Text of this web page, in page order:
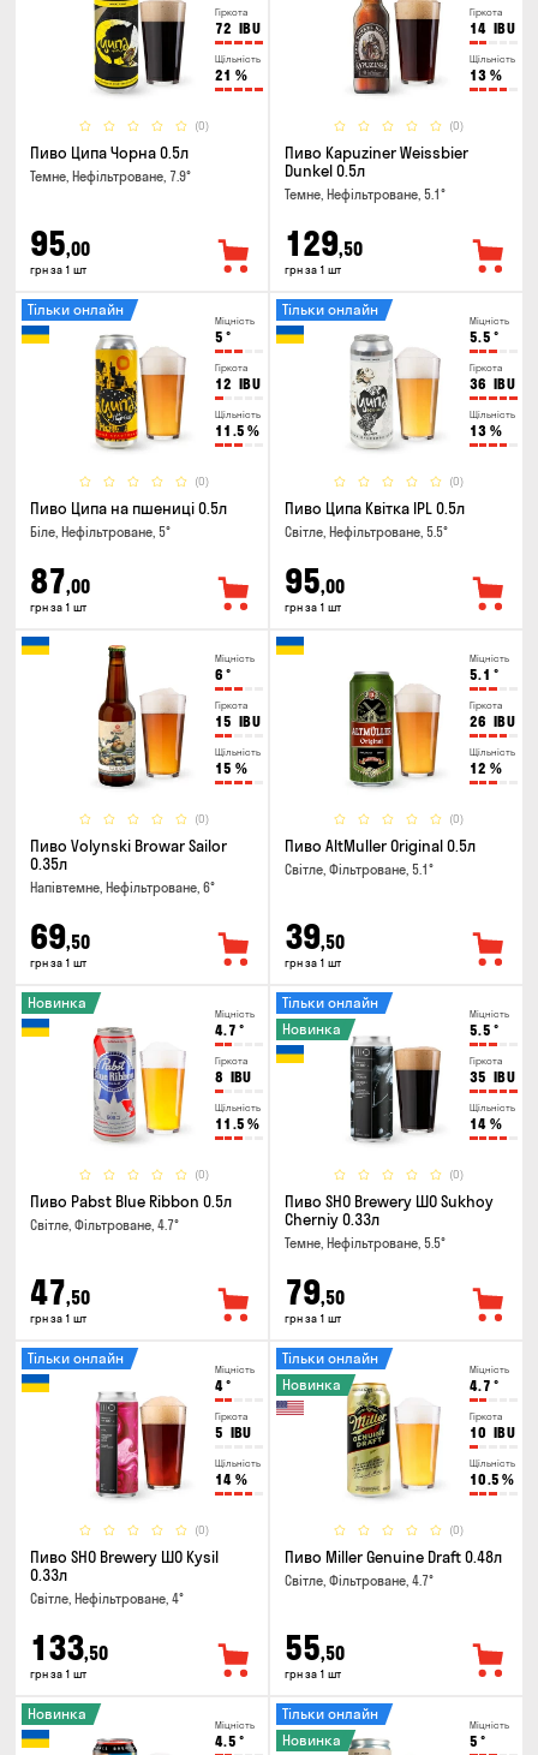
Гіркота
72 IBU
Щільність
21 %
(0)
Пиво Ципа Чорна 0.5л
Темне, Нефільтроване, 7.9°
95,00
грн за 1 шт
Гіркота
14 IBU
Щільність
13 %
(0)
Пиво Kapuziner Weissbier
Dunkel 0.5л
Темне, Нефільтроване, 5.1°
129,50
грн за 1 шт
Міцність
5 °
Гіркота
12 IBU
Щільність
11.5 %
(0)
Тільки онлайн
Пиво Ципа на пшениці 0.5л
Біле, Нефільтроване, 5°
87,00
грн за 1 шт
Міцність
5.5 °
Гіркота
36 IBU
Щільність
13 %
(0)
Тільки онлайн
Пиво Ципа Квітка IPL 0.5л
Світле, Нефільтроване, 5.5°
95,00
грн за 1 шт
Міцність
6 °
Гіркота
15 IBU
Щільність
15 %
(0)
Пиво Volynski Browar Sailor
0.35л
Напівтемне, Нефільтроване, 6°
69,50
грн за 1 шт
Міцність
5.1 °
Гіркота
26 IBU
Щільність
12 %
(0)
Пиво AltMuller Original 0.5л
Світле, Фільтроване, 5.1°
39,50
грн за 1 шт
Міцність
4.7 °
Гіркота
8 IBU
Щільність
11.5 %
(0)
Новинка
Пиво Pabst Blue Ribbon 0.5л
Світле, Фільтроване, 4.7°
47,50
грн за 1 шт
Міцність
5.5 °
Гіркота
35 IBU
Щільність
14 %
(0)
Тільки онлайн
Новинка
Пиво SHO Brewery ШО Sukhoy
Cherniy 0.33л
Темне, Нефільтроване, 5.5°
79,50
грн за 1 шт
Міцність
4°
Гіркота
5 IBU
Щільність
14 %
(0)
Тільки онлайн
Пиво SHO Brewery ШО Kysil
0.33л
Світле, Нефільтроване, 4°
133,50
грн за 1 шт
Міцність
4.7 °
Гіркота
10 IBU
Щільність
10.5 %
(0)
Тільки онлайн
Новинка
Пиво Miller Genuine Draft 0.48л
Світле, Фільтроване, 4.7°
55,50
грн за 1 шт
Міцність
4.5 °
Новинка
Міцність
5 °
Тільки онлайн
Новинка